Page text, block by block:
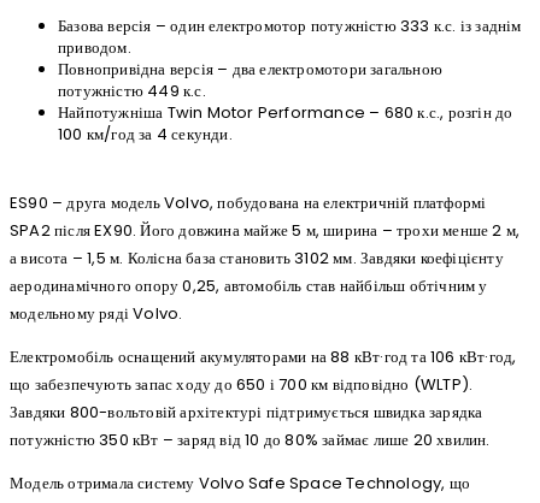
Базова версія – один електромотор потужністю 333 к.с. із заднім
приводом.
Повнопривідна версія – два електромотори загальною
потужністю 449 к.с.
Найпотужніша Twin Motor Performance – 680 к.с., розгін до
100 км/год за 4 секунди.
ES90 – друга модель Volvo, побудована на електричній платформі
SPA2 після EX90. Його довжина майже 5 м, ширина – трохи менше 2 м,
а висота – 1,5 м. Колісна база становить 3102 мм. Завдяки коефіцієнту
аеродинамічного опору 0,25, автомобіль став найбільш обтічним у
модельному ряді Volvo.
Електромобіль оснащений акумуляторами на 88 кВт·год та 106 кВт·год,
що забезпечують запас ходу до 650 і 700 км відповідно (WLTP).
Завдяки 800-вольтовій архітектурі підтримується швидка зарядка
потужністю 350 кВт – заряд від 10 до 80% займає лише 20 хвилин.
Модель отримала систему Volvo Safe Space Technology, що